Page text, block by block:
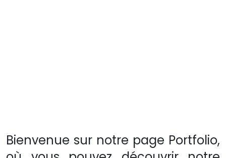
Bienvenue sur notre page Portfolio,